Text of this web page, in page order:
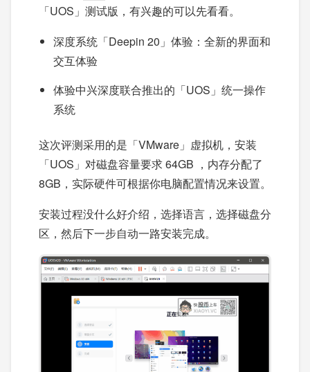
「UOS」测试版，有兴趣的可以先看看。
深度系统「Deepin 20」体验：全新的界面和
交互体验
体验中兴深度联合推出的「UOS」统一操作
系统
这次评测采用的是「VMware」虚拟机，安装
「UOS」对磁盘容量要求 64GB ，内存分配了
8GB，实际硬件可根据你电脑配置情况来设置。
安装过程没什么好介绍，选择语言，选择磁盘分
区，然后下一步自动一路安装完成。